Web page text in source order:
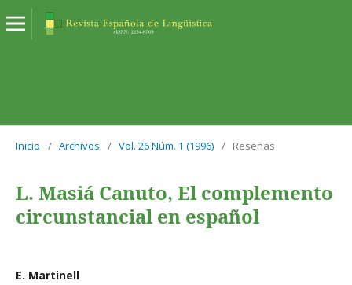
Inicio / Archivos / Vol. 26 Núm. 1 (1996) / Reseñas
L. Masiá Canuto, El complemento
circunstancial en español
E. Martinell